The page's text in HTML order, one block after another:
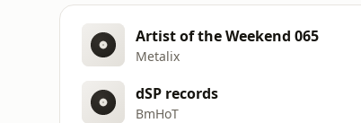
Artist of the Weekend 065
Metalix
dSP records
BmHoT